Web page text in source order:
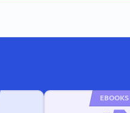
EBOOKS